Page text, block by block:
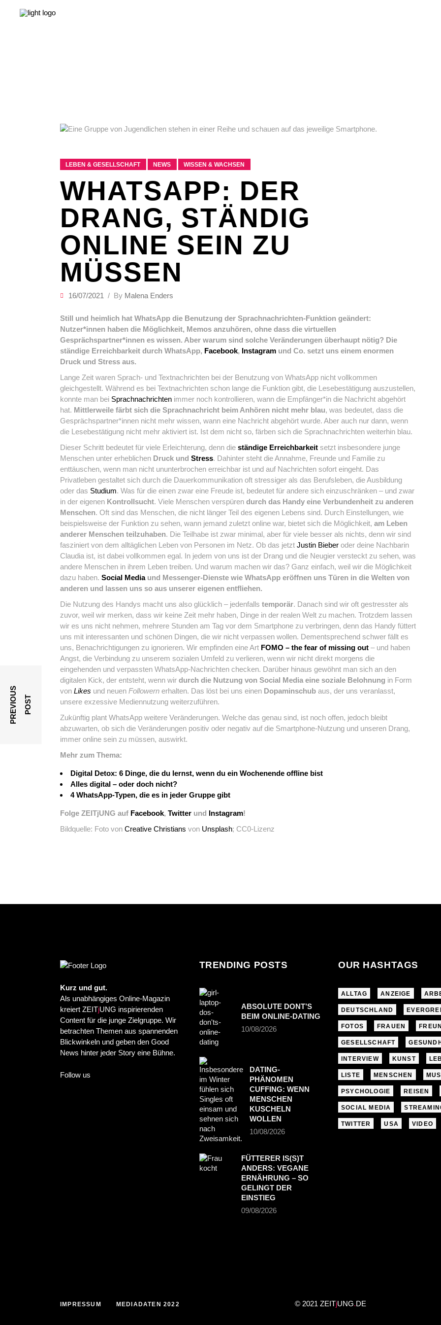
LEBEN & GESELLSCHAFT NEWS WISSEN & WACHSEN
WHATSAPP: DER
DRANG, STÄNDIG
ONLINE SEIN ZU
MÜSSEN
16/07/2021 By Malena Enders
Still und heimlich hat WhatsApp die Benutzung der Sprachnachrichten-Funktion geändert:
Nutzer*innen haben die Möglichkeit, Memos anzuhören, ohne dass die virtuellen
Gesprächspartner*innen es wissen. Aber warum sind solche Veränderungen überhaupt nötig? Die
ständige Erreichbarkeit durch WhatsApp, Facebook, Instagram und Co. setzt uns einem enormen
Druck und Stress aus.
Lange Zeit waren Sprach- und Textnachrichten bei der Benutzung von WhatsApp nicht vollkommen
gleichgestellt. Während es bei Textnachrichten schon lange die Funktion gibt, die Lesebestätigung auszustellen,
konnte man bei Sprachnachrichten immer noch kontrollieren, wann die Empfänger*in die Nachricht abgehört
hat. Mittlerweile färbt sich die Sprachnachricht beim Anhören nicht mehr blau, was bedeutet, dass die
Gesprächspartner*innen nicht mehr wissen, wann eine Nachricht abgehört wurde. Aber auch nur dann, wenn
die Lesebestätigung nicht mehr aktiviert ist. Ist dem nicht so, färben sich die Sprachnachrichten weiterhin blau.
Dieser Schritt bedeutet für viele Erleichterung, denn die ständige Erreichbarkeit setzt insbesondere junge
Menschen unter erheblichen Druck und Stress. Dahinter steht die Annahme, Freunde und Familie zu
enttäuschen, wenn man nicht ununterbrochen erreichbar ist und auf Nachrichten sofort eingeht. Das
Privatleben gestaltet sich durch die Dauerkommunikation oft stressiger als das Berufsleben, die Ausbildung
oder das Studium. Was für die einen zwar eine Freude ist, bedeutet für andere sich einzuschränken – und zwar
in der eigenen Kontrollsucht. Viele Menschen verspüren durch das Handy eine Verbundenheit zu anderen
Menschen. Oft sind das Menschen, die nicht länger Teil des eigenen Lebens sind. Durch Einstellungen, wie
beispielsweise der Funktion zu sehen, wann jemand zuletzt online war, bietet sich die Möglichkeit, am Leben
anderer Menschen teilzuhaben. Die Teilhabe ist zwar minimal, aber für viele besser als nichts, denn wir sind
fasziniert von dem alltäglichen Leben von Personen im Netz. Ob das jetzt Justin Bieber oder deine Nachbarin
Claudia ist, ist dabei vollkommen egal. In jedem von uns ist der Drang und die Neugier versteckt zu sehen, was
andere Menschen in ihrem Leben treiben. Und warum machen wir das? Ganz einfach, weil wir die Möglichkeit
dazu haben. Social Mediaund Messenger-Dienste wie WhatsApp eröffnen uns Türen in die Welten von
anderen und lassen uns so aus unserer eigenen entfliehen.
Die Nutzung des Handys macht uns also glücklich – jedenfalls temporär. Danach sind wir oft gestresster als
zuvor, weil wir merken, dass wir keine Zeit mehr haben, Dinge in der realen Welt zu machen. Trotzdem lassen
wir es uns nicht nehmen, mehrere Stunden am Tag vor dem Smartphone zu verbringen, denn das Handy füttert
uns mit interessanten und schönen Dingen, die wir nicht verpassen wollen. Dementsprechend schwer fällt es
uns, Benachrichtigungen zu ignorieren. Wir empfinden eine Art FOMO – the fear of missing out – und haben
Angst, die Verbindung zu unserem sozialen Umfeld zu verlieren, wenn wir nicht direkt morgens die
eingehenden und verpassten WhatsApp-Nachrichten checken. Darüber hinaus gewöhnt man sich an den
digitalen Kick, der entsteht, wenn wir durch die Nutzung von Social Media eine soziale Belohnung in Form
von Likes und neuen Followern erhalten. Das löst bei uns einen Dopaminschub aus, der uns veranlasst,
unsere exzessive Mediennutzung weiterzuführen.
Zukünftig plant WhatsApp weitere Veränderungen. Welche das genau sind, ist noch offen, jedoch bleibt
abzuwarten, ob sich die Veränderungen positiv oder negativ auf die Smartphone-Nutzung und unseren Drang,
immer online sein zu müssen, auswirkt.
Mehr zum Thema:
Digital Detox: 6 Dinge, die du lernst, wenn du ein Wochenende offline bist
Alles digital – oder doch nicht?
4 WhatsApp-Typen, die es in jeder Gruppe gibt
Folge ZEITjUNG auf Facebook, Twitter und Instagram!
Bildquelle: Foto von Creative Christians von Unsplash; CC0-Lizenz
P
R
E
V
I
O
U
S
P
O
S T
Kurz und gut.
Als unabhängiges Online-Magazin
kreiert ZEITjUNG inspirierenden
Content für die junge Zielgruppe. Wir
betrachten Themen aus spannenden
Blickwinkeln und geben den Good
News hinter jeder Story eine Bühne.
Follow us
TRENDING POSTS
ABSOLUTE DONT’S
BEIM ONLINE-DATING
10/08/2026
DATING-
PHÄNOMEN
CUFFING: WENN
MENSCHEN
KUSCHELN
WOLLEN
10/08/2026
FÜTTERER IS(S)T
ANDERS: VEGANE
ERNÄHRUNG – SO
GELINGT DER
EINSTIEG
09/08/2026
OUR HASHTAGS
ALLTAG ANZEIGE
DEUTSCHLAND
FOTOS FRAUEN
GESELLSCHAFT
INTERVIEW KUNST
LISTE MENSCHEN
PSYCHOLOGIE REISEN
SOCIAL MEDIA
TWITTER USA VIDEO
IMPRESSUM MEDIADATEN 2022 © 2021 ZEITjUNG.DE